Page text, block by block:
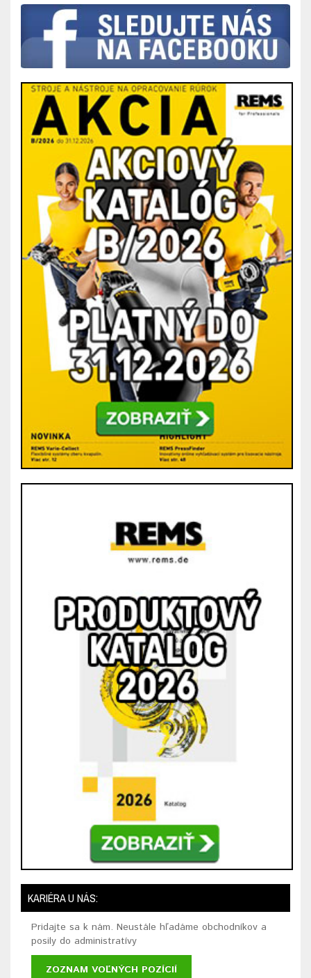
KARIÉRA U NÁS:
Pridajte sa k nám. Neustále hľadáme obchodníkov a
posily do administratívy
ZOZNAM VOĽNÝCH POZÍCIÍ